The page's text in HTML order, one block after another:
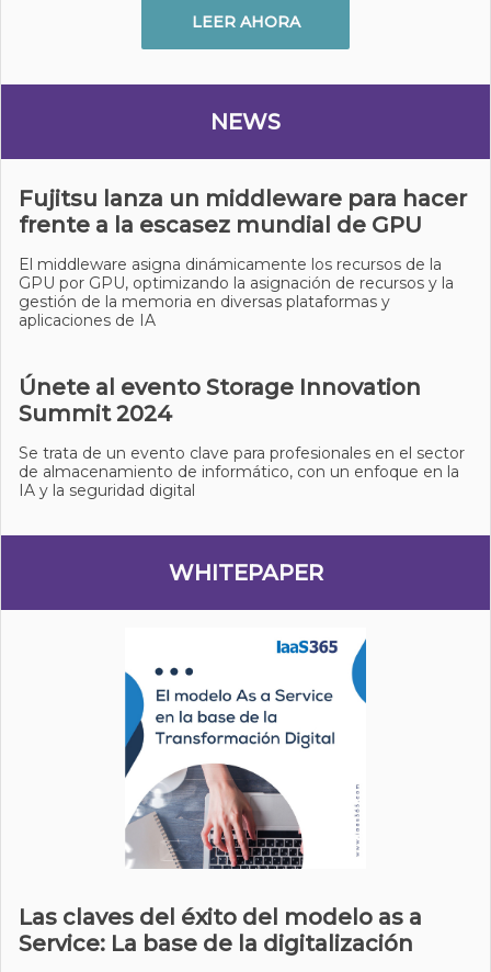
LEER AHORA
NEWS
Fujitsu lanza un middleware para hacer
frente a la escasez mundial de GPU
El middleware asigna dinámicamente los recursos de la
GPU por GPU, optimizando la asignación de recursos y la
gestión de la memoria en diversas plataformas y
aplicaciones de IA
Únete al evento Storage Innovation
Summit 2024
Se trata de un evento clave para profesionales en el sector
de almacenamiento de informático, con un enfoque en la
IA y la seguridad digital
WHITEPAPER
Las claves del éxito del modelo as a
Service: La base de la digitalización